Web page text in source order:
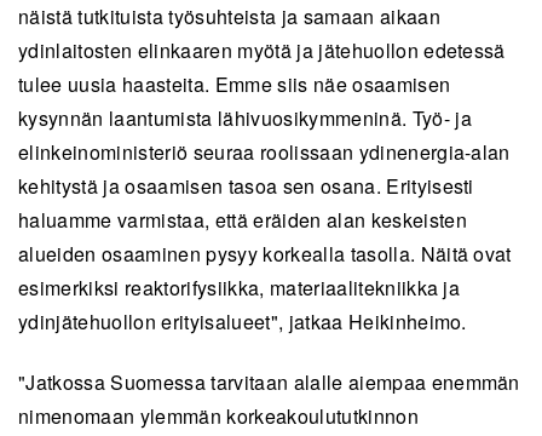
näistä tutkituista työsuhteista ja samaan aikaan
ydinlaitosten elinkaaren myötä ja jätehuollon edetessä
tulee uusia haasteita. Emme siis näe osaamisen
kysynnän laantumista lähivuosikymmeninä. Työ- ja
elinkeinoministeriö seuraa roolissaan ydinenergia-alan
kehitystä ja osaamisen tasoa sen osana. Erityisesti
haluamme varmistaa, että eräiden alan keskeisten
alueiden osaaminen pysyy korkealla tasolla. Näitä ovat
esimerkiksi reaktorifysiikka, materiaalitekniikka ja
ydinjätehuollon erityisalueet", jatkaa Heikinheimo.
"Jatkossa Suomessa tarvitaan alalle aiempaa enemmän
nimenomaan ylemmän korkeakoulututkinnon